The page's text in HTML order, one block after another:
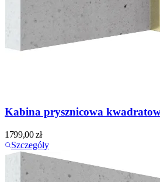
Kabina prysznicowa
1799,00zł
Szczegóły